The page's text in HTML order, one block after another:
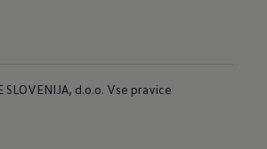
SLOVENIJA, d.o.o. Vse pravice